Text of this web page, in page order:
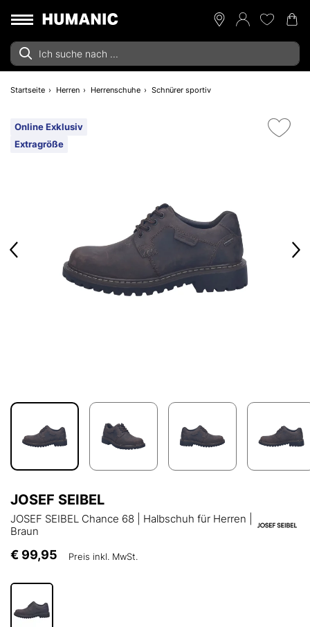
Startseite Herren Herrenschuhe Schnürer sportiv
Online Exklusiv
Extragröße
JOSEF SEIBEL
JOSEF SEIBEL Chance 68 | Halbschuh für Herren |
Braun
€ 99,95 Preis inkl. MwSt.